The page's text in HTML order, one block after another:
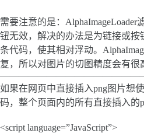
需要注意的是：
钮无效，解决的办法是为链接或按
条代码，使其相对浮动。
复，所以对图片的切图精度会有很
如果在网页中直接插入png图片想
码，整个页面内的所有直接插入的
<script language=”JavaScript”>